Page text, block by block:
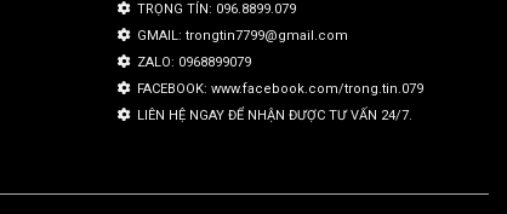
TRỌNG TÍN: 096.8899.079
GMAIL: trongtin7799@gmail.com
ZALO: 0968899079
FACEBOOK: www.facebook.com/trong.tin.079
LIÊN HỆ NGAY ĐỂ NHẬN ĐƯỢC TƯ VẤN 24/7.